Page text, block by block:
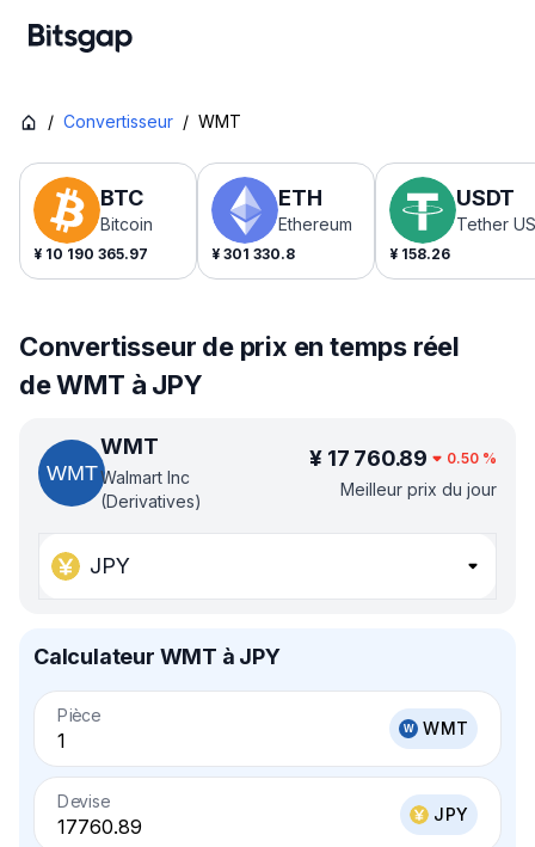
/ Convertisseur / WMT
BTC
Bitcoin
¥ 10 190 365.97
ETH
Ethereum
¥ 301 330.8
USDT
Tether
¥ 158.26
Convertisseur de prix en temps réel
de WMT à JPY
WMT
Walmart Inc
(Derivatives)
¥ 17 760.89 0.50 %
Meilleur prix du jour
JPY
Calculateur WMT à JPY
Pièce
WMT
Devise
JPY